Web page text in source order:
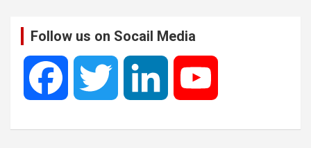
Follow us on Socail Media